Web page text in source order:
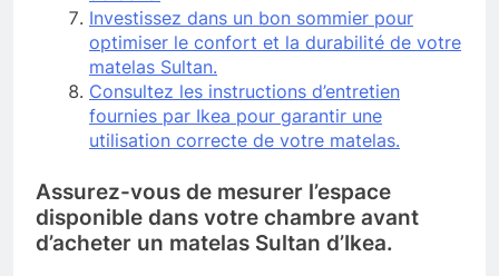
Investissez dans un bon sommier pour
optimiser le confort et la durabilité de votre
matelas Sultan.
Consultez les instructions d’entretien
fournies par Ikea pour garantir une
utilisation correcte de votre matelas.
Assurez-vous de mesurer l’espace
disponible dans votre chambre avant
d’acheter un matelas Sultan d’Ikea.